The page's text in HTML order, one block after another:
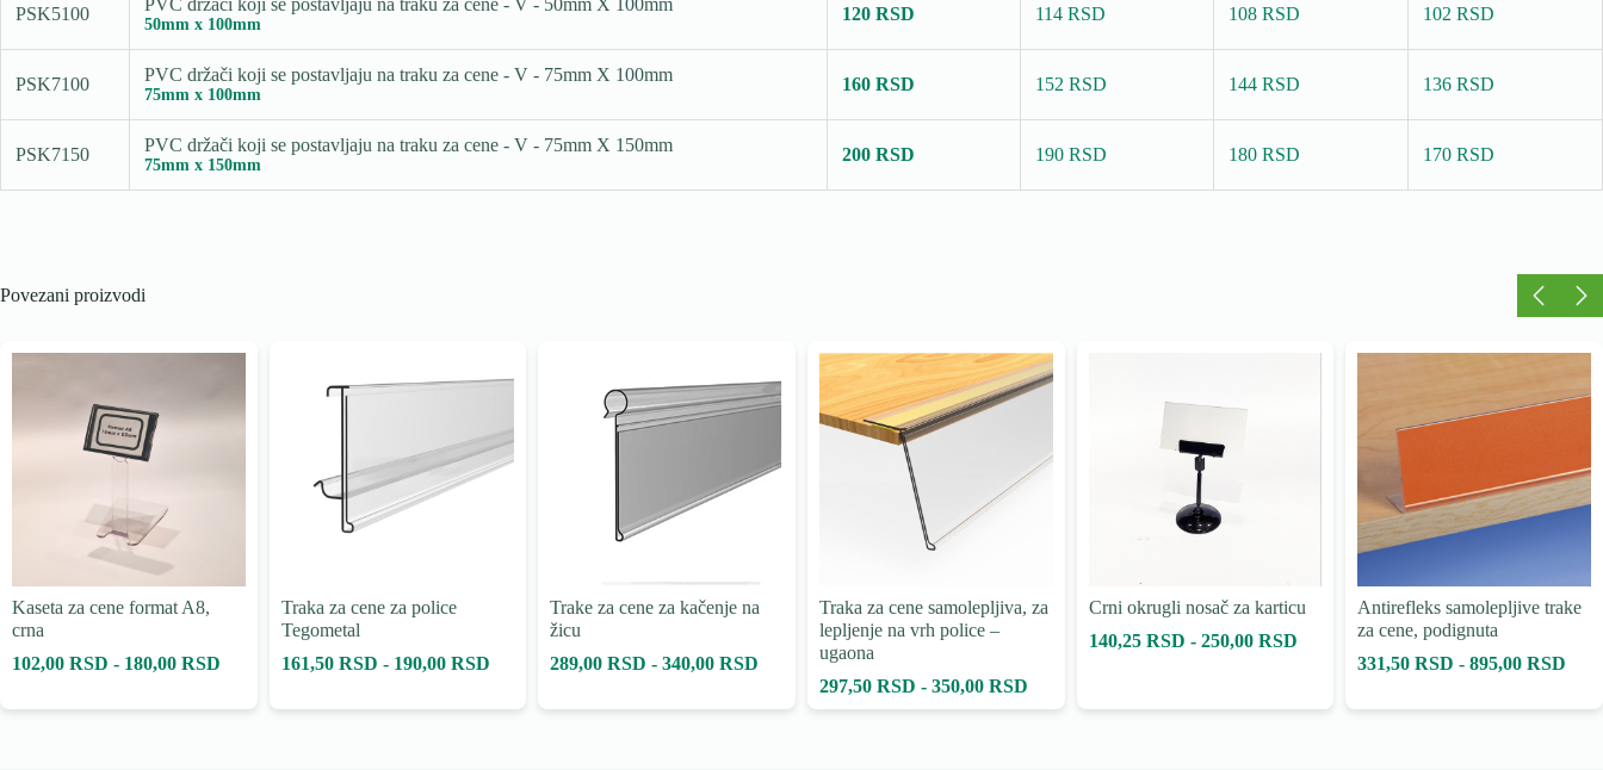
PSK5100 PVC držači koji se postavljaju na traku za cene - V - 50mm X 100mm
50mm x 100mm
120 RSD 114 RSD 108 RSD 102 RSD
PSK7100 PVC držači koji se postavljaju na traku za cene - V - 75mm X 100mm
75mm x 100mm
160 RSD 152 RSD 144 RSD 136 RSD
PSK7150 PVC držači koji se postavljaju na traku za cene - V - 75mm X 150mm
75mm x 150mm
200 RSD 190 RSD 180 RSD 170 RSD
Povezani proizvodi
Kaseta za cene format A8,
crna
102,00 RSD - 180,00 RSD
Traka za cene za police
Tegometal
161,50 RSD - 190,00 RSD
Trake za cene za kačenje na
žicu
289,00 RSD - 340,00 RSD
Traka za cene samolepljiva, za
lepljenje na vrh police –
ugaona
297,50 RSD - 350,00 RSD
Crni okrugli nosač za karticu
140,25 RSD - 250,00 RSD
Antirefleks samolepljive trake
za cene, podignuta
331,50 RSD - 895,00 RSD